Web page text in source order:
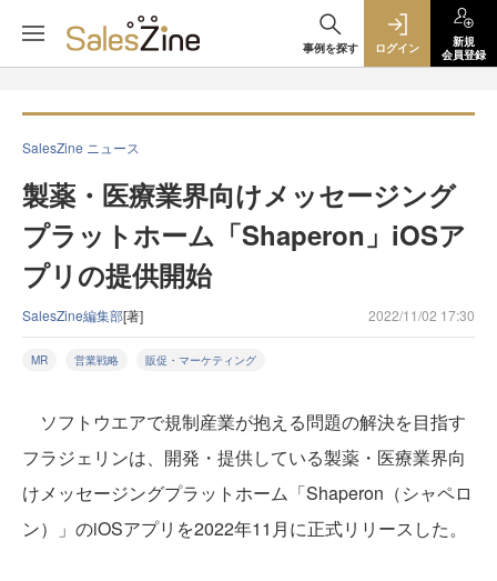
事例を探す ログイン
新規
会員登録
SalesZine ニュース
製薬・医療業界向けメッセージング
プラットホーム「Shaperon」iOSア
プリの提供開始
SalesZine編集部[著] 2022/11/02 17:30
MR 営業戦略 販促・マーケティング
ソフトウエアで規制産業が抱える問題の解決を目指す
フラジェリンは、開発・提供している製薬・医療業界向
けメッセージングプラットホーム「Shaperon（シャペロ
ン）」のiOSアプリを2022年11月に正式リリースした。